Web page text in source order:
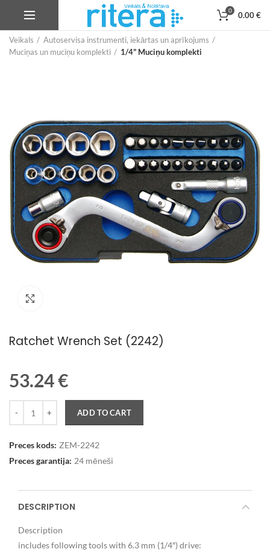
0 0.00€
Veikals
Autoservisa instrumenti, iekārtas un aprīkojums
Muciņas un muciņu komplekti
1/4" Muciņu komplekti
Ratchet Wrench Set (2242)
53.24€
ADD TO CART
Preces kods: ZEM-2242
Preces garantija: 24 mēneši
DESCRIPTION
Description
includes following tools with 6.3 mm (1/4″) drive: